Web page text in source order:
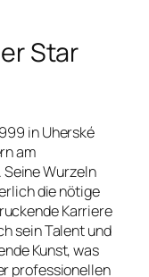
Star
in Uherské
am
Wurzeln
die nötige
Karriere
sein Talent und
Kunst, was
professionellen